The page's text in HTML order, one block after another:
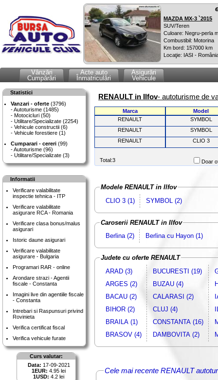
MAZDA MX-3 `2015
SUV/Teren
Culoare: Negru-perla
Combustibil: Motorina
Km bord: 157000 km
Locaţie: IASI -
Vânzări
Cumpărări
Acte auto
Înmatriculări
Asigurări
Vehicule
Statistici
Vanzari - oferte (3796)
Autoturisme (1485)
Motocicluri (50)
Utilitare/Specializate (2254)
Vehicule constructii (6)
Vehicule forestiere (1)
Cumparari - cereri (99)
Autoturisme (96)
Utilitare/Specializate (3)
Informatii
Verificare valabilitate
inspectie tehnica - ITP
Verificare valabilitate
asigurare RCA - Romania
Verificare clasa bonus/malus
asigurari
Istoric daune asigurari
Verificare valabilitate
asigurare - Bulgaria
Programari RAR - online
Arondare strazi - Agentii
fiscale - Constanta
Imagini live din agentiile fiscale
- Constanta
Intrebari si Raspunsuri privind
Rovinieta
Verifica certificat fiscal
Verifica vehicule furate
Curs valutar:
Data: 17-09-2021
1EUR: 4.95 lei
1USD: 4.2 lei
RENAULT in Ilfov- autoturisme de
Marca
Model
RENAULT
SYMBOL
RENAULT
SYMBOL
RENAULT
CLIO 3
Total:3 Doar
Modele RENAULT in Ilfov
CLIO 3 (1)
SYMBOL (2)
Caroserii RENAULT in Ilfov
Berlina (2)
Berlina cu Hayon (1)
Judete cu oferte RENAULT
ARAD (3)
ARGES (2)
BACAU (2)
BIHOR (2)
BRAILA (1)
BRASOV (4)
BUCURESTI (19)
BUZAU (4)
CALARASI (2)
CLUJ (4)
CONSTANTA (16)
DAMBOVITA (2)
Cele mai recente RENAULT